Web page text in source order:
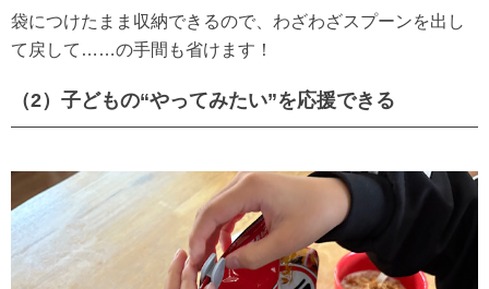
袋につけたまま収納できるので、わざわざスプーンを出し
て戻して……の手間も省けます！
（2）子どもの“やってみたい”を応援できる